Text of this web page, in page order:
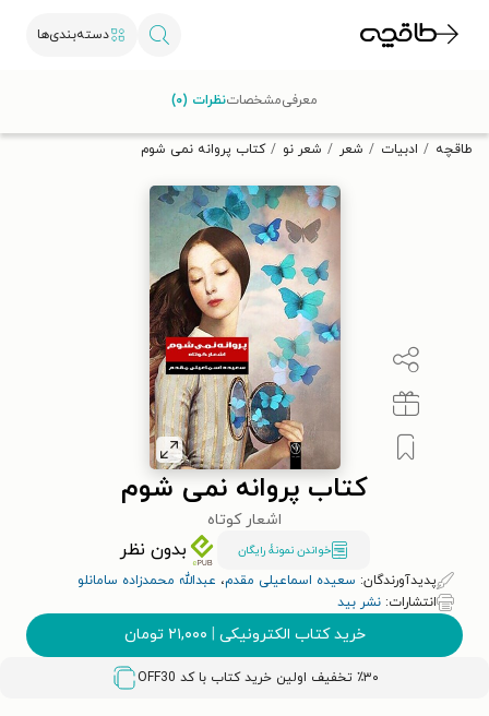
دسته‌بندی‌ها
تخفیف از طاقچه دریافت کن.
طاقچه ادبیات شعر شعر نو کتاب پروانه نمی شوم
کتاب پروانه نمی شوم
اشعار کوتاه
خواندن نمونۀ رایگان بدون نظر
پدیدآورندگان: سعیده اسماعیلی مقدم، عبدالله محمدزاده سامانلو
انتشارات: نشر بید
خرید کتاب الکترونیکی | ۲۱,۰۰۰ تومان
٪۳۰ تخفیف اولین خرید کتاب با کد OFF30
معرفیمشخصاتنظرات (۰)